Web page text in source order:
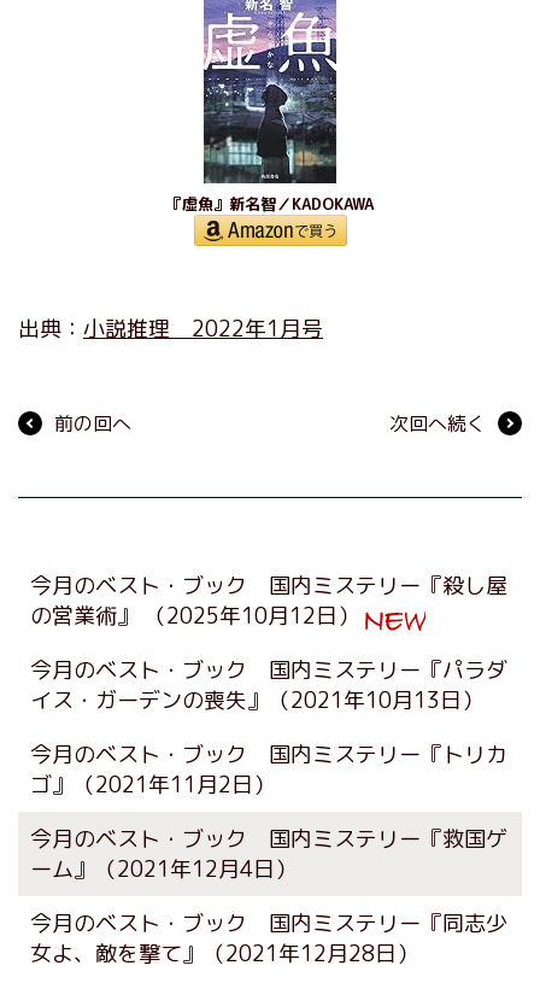
『虚魚』新名智／KADOKAWA
出典： 小説推理 2022年1月号
前の回へ 次回へ続く
今月のベスト・ブック 国内ミステリー『殺し屋
の営業術』
（2025年10月12日）
今月のベスト・ブック 国内ミステリー『パラダ
イス・ガーデンの喪失』
（2021年10月13日）
今月のベスト・ブック 国内ミステリー『トリカ
ゴ』
（2021年11月2日）
今月のベスト・ブック 国内ミステリー『救国ゲ
ーム』
（2021年12月4日）
今月のベスト・ブック 国内ミステリー『同志少
女よ、敵を撃て』
（2021年12月28日）